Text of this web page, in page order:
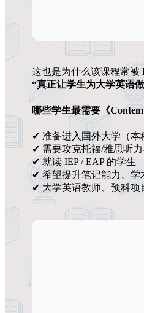
这也是为什么该课程常被
“真正让学生为大学英语
哪些学生最需要《
✔ 准备进入国外大学（本
✔ 需要攻克托福/雅思听
✔ 就读 IEP / EAP 的学生
✔ 希望提升笔记能力、学
✔ 大学英语教师、预科项